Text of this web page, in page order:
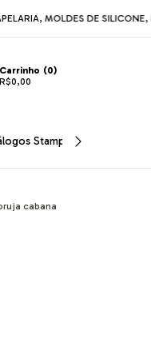
MOLDES DE SILICONE, LINHA
Carrinho (0)
R$0,00
Stamperia
cabana